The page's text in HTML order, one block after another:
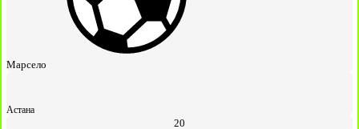
Марсело
Астана
20